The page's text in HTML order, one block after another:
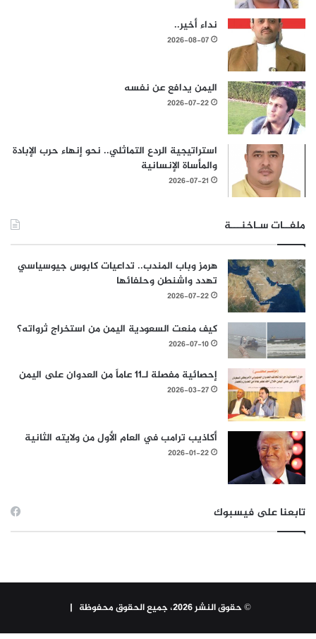
نداء أخير..
2026-08-07
اليمن يدافع عن نفسه
2026-07-22
استراتيجية الردع التماثلي.. نحو إنهاء حرب الإبادة
والمأساة الإنسانية
2026-07-21
ملفــات سـاخنـــة
هرمز وباب المندب.. تداعيات كابوس جيوسياسي
تهدد واشنطن وحلفائها
2026-07-22
كيف منعت السعودية اليمن من استخراج ثرواته؟
2026-07-10
إحصائية مفصلة لـ11 عاماً من العدوان على اليمن
2026-03-27
أكاذيب ترامب في العام الأول من ولايته الثانية
2026-01-22
تابعنا على فيسبوك
© حقوق النشر 2026، جميع الحقوق محفوظة |